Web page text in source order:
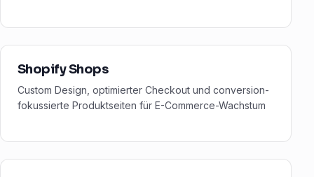
Shopify Shops
Custom Design, optimierter Checkout und conversion-
fokussierte Produktseiten für E-Commerce-Wachstum